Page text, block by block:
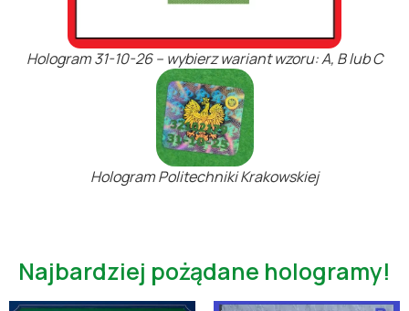
Hologram 31-10-26 – wybierz wariant wzoru: A, B lub C
Hologram Politechniki Krakowskiej
Najbardziej pożądane hologramy!